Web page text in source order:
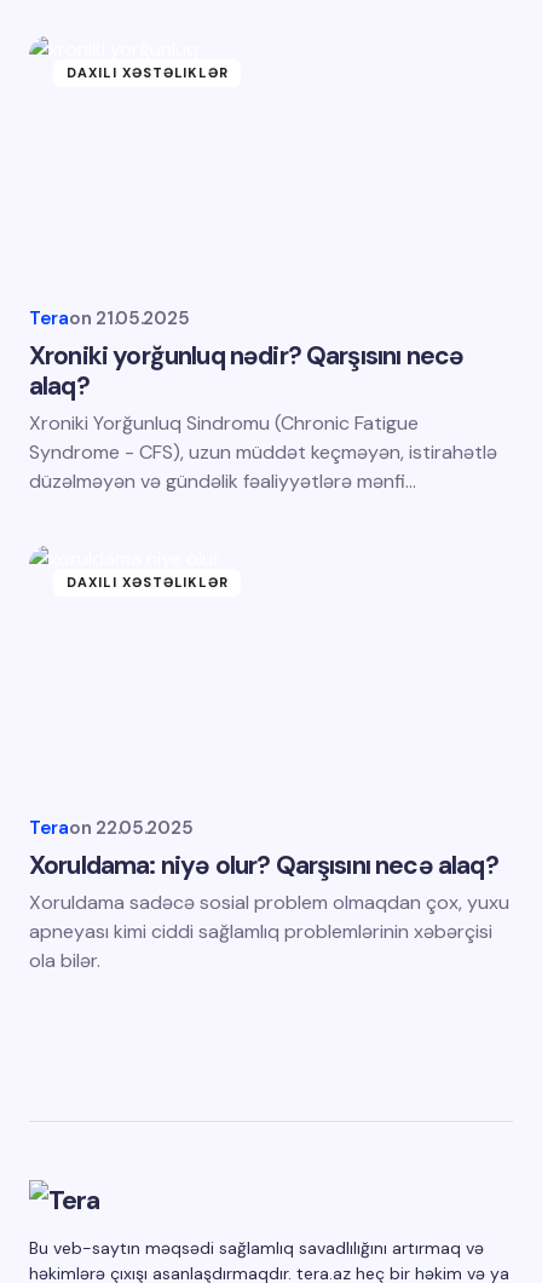
DAXILI XƏSTƏLIKLƏR
Teraon 21.05.2025
Xroniki yorğunluq nədir? Qarşısını necə
alaq?
Xroniki Yorğunluq Sindromu (Chronic Fatigue
Syndrome - CFS), uzun müddət keçməyən, istirahətlə
düzəlməyən və gündəlik fəaliyyətlərə mənfi…
DAXILI XƏSTƏLIKLƏR
Teraon 22.05.2025
Xoruldama: niyə olur? Qarşısını necə alaq?
Xoruldama sadəcə sosial problem olmaqdan çox, yuxu
apneyası kimi ciddi sağlamlıq problemlərinin xəbərçisi
ola bilər.
Bu veb-saytın məqsədi sağlamlıq savadlılığını artırmaq və
həkimlərə çıxışı asanlaşdırmaqdır. tera.az heç bir həkim və ya